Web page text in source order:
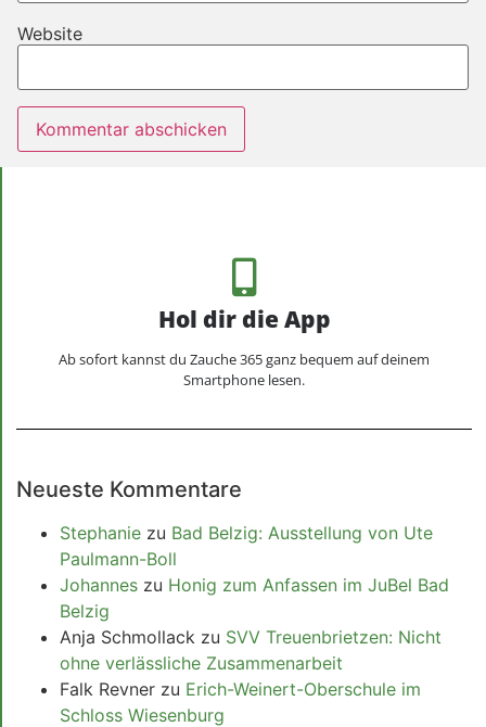
Website
Hol dir die App
Ab sofort kannst du Zauche 365 ganz bequem auf deinem
Smartphone lesen.
Neueste Kommentare
Stephanie zu Bad Belzig: Ausstellung von Ute
Paulmann-Boll
Johannes zu Honig zum Anfassen im JuBel Bad
Belzig
Anja Schmollack zu SVV Treuenbrietzen: Nicht
ohne verlässliche Zusammenarbeit
Falk Revner zu Erich-Weinert-Oberschule im
Schloss Wiesenburg